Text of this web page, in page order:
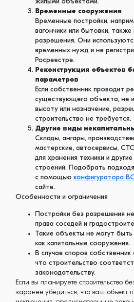
жилыми объектами.
Временные сооружения
Временные постройки,
вагончики или бытовки,
разрешения. Они
временных нужд и не
Росреестре.
Реконструкция объектов
параметров
Если собственник проводит
существующего объекта, не
высоту или назначение,
строительство не требуется.
Другие виды
Склады, ангары,
мастерские, автосервисы,
для хранения техники и
строений. Подобрать
с помощью конфигуратора
сайте.
Особенности и ограничения
Постройки без разрешения
права соседей и
Такие объекты не могут быть
как капитальные сооружения.
В случае споров собственник
что строительство
законодательству.
Если вы планируете строительство
заранее убедиться, что ваш объект